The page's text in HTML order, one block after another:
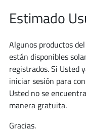
Estimado
Algunos productos del
están disponibles
registrados. Si Usted
iniciar sesión para
Usted no se
manera gratuita.
Gracias.